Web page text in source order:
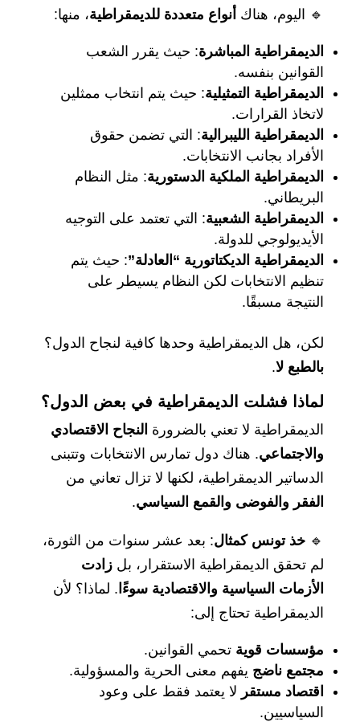
🔹 اليوم، هناك أنواع متعددة للديمقراطية، منها:
الديمقراطية المباشرة: حيث يقرر الشعب
القوانين بنفسه.
الديمقراطية التمثيلية: حيث يتم انتخاب ممثلين
لاتخاذ القرارات.
الديمقراطية الليبرالية: التي تضمن حقوق
الأفراد بجانب الانتخابات.
الديمقراطية الملكية الدستورية: مثل النظام
البريطاني.
الديمقراطية الشعبية: التي تعتمد على التوجيه
الأيديولوجي للدولة.
الديمقراطية الديكتاتورية “العادلة”: حيث يتم
تنظيم الانتخابات لكن النظام يسيطر على
النتيجة مسبقًا.
لكن، هل الديمقراطية وحدها كافية لنجاح الدول؟
بالطبع لا.
لماذا فشلت الديمقراطية في بعض الدول؟
الديمقراطية لا تعني بالضرورة النجاح الاقتصادي
والاجتماعي. هناك دول تمارس الانتخابات وتتبنى
الدساتير الديمقراطية، لكنها لا تزال تعاني من
الفقر والفوضى والقمع السياسي.
🔹 خذ تونس كمثال: بعد عشر سنوات من الثورة،
لم تحقق الديمقراطية الاستقرار، بل زادت
الأزمات السياسية والاقتصادية سوءًا . لماذا؟ لأن
الديمقراطية تحتاج إلى:
مؤسسات قوية تحمي القوانين.
مجتمع ناضج يفهم معنى الحرية والمسؤولية.
اقتصاد مستقر لا يعتمد فقط على وعود
السياسيين.